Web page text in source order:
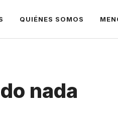
QUIÉNES SOMOS
nada